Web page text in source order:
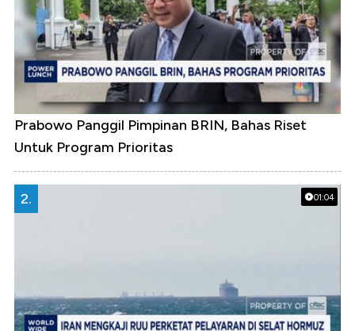
Prabowo Panggil Pimpinan BRIN, Bahas Riset
Untuk Program Prioritas
01:04
2.